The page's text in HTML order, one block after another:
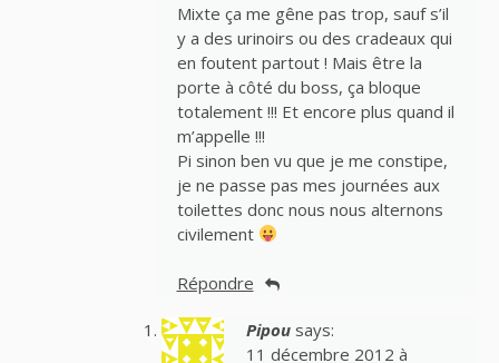
Mixte ça me gêne pas trop, sauf s’il
y a des urinoirs ou des cradeaux qui
en foutent partout ! Mais être la
porte à côté du boss, ça bloque
totalement !!! Et encore plus quand il
m’appelle !!!
Pi sinon ben vu que je me constipe,
je ne passe pas mes journées aux
toilettes donc nous nous alternons
civilement
Répondre
Pipou says:
11 décembre 2012 à